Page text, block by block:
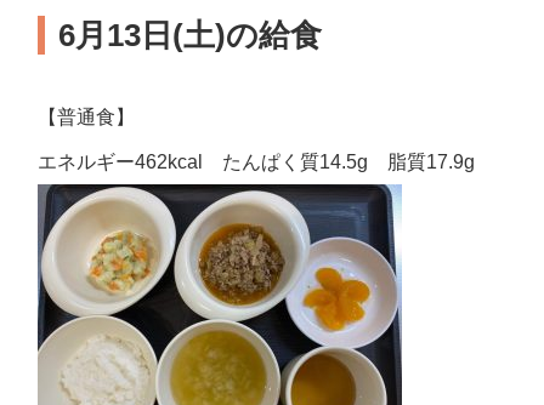
6月13日(土)の給食
【普通食】
エネルギー462kcal たんぱく質14.5g 脂質17.9g